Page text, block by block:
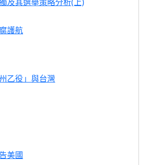
護航
乙役」與台灣
美國